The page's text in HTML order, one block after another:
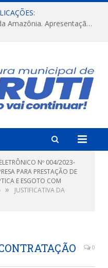
FESTRIBAL 2026 – No Coração da Amazônia. Apresentação da Munduruku.
Nº 004/2023-
PARA PRESTAÇÃO DE
E ESGOTO COM
»
JUSTIFICATIVA DA
0